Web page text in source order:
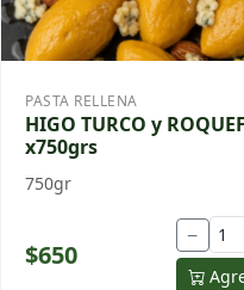
PASTA RELLENA
HIGO TURCO y
x750grs
750gr
$650
−